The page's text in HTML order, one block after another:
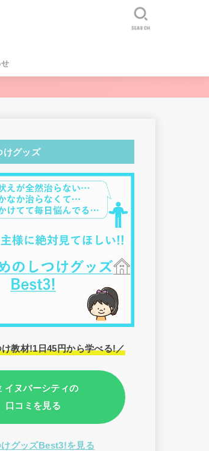
SEARCH
けグッズ
教材!1日45円から学べる!／
イヌバーシティの
口コミを見る
グッズBest3!を見る